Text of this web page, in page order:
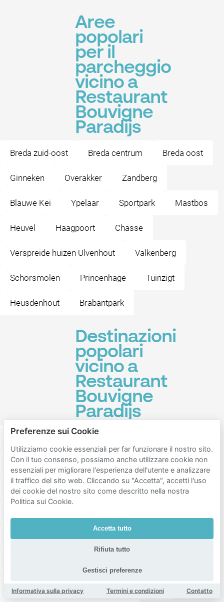
Aree
popolari
per il
parcheggio
vicino a
Restaurant
Bouvigne
Paradijs
Breda zuid-oost Breda centrum Breda oost
Ginneken Overakker Zandberg
Blauwe Kei Ypelaar Sportpark Mastbos
Heuvel Haagpoort Chasse
Verspreide huizen Ulvenhout Valkenberg
Schorsmolen Princenhage Tuinzigt
Heusdenhout Brabantpark
Destinazioni
popolari
vicino a
Restaurant
Bouvigne
Paradijs
Speelbos Mastbos
Restaurant de Boschwachter in 't Mastbos
Graaf Hendrik III Plein Van Sonsbeeck park
Brasserie Bardot Breda MEZZ Breda
Turks Restaurant Lades Loetje Breda
Preferenze sui Cookie
Utilizziamo cookie essenziali per far funzionare il nostro sito.
Con il tuo consenso, possiamo anche utilizzare cookie non
essenziali per migliorare l'esperienza dell'utente e analizzare
il traffico del sito web. Cliccando su "Accetta", accetti l'uso
dei cookie del nostro sito come descritto nella nostra
Politica sui Cookie.
Accetta tutto
Rifiuta tutto
Gestisci preferenze
Informativa sulla privacy Termini e condizioni Contatto